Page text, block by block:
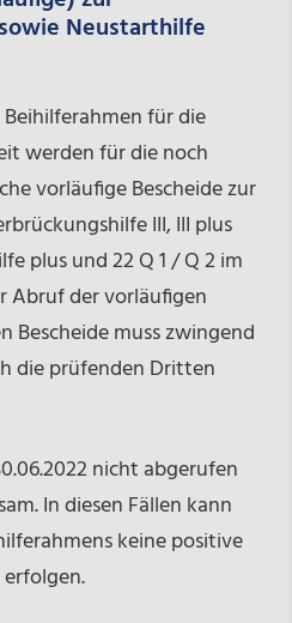
Neustarthilfe
für die
werden für die noch
vorläufige Bescheide zur
III, III plus
plus und 22 Q 1 / Q 2 im
Abruf der vorläufigen
Bescheide muss zwingend
die prüfenden Dritten
nicht abgerufen
In diesen Fällen kann
keine positive